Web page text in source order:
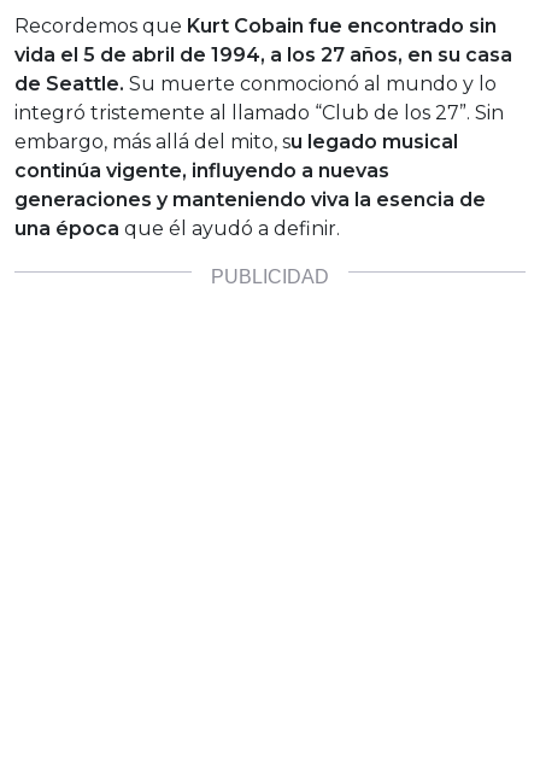
Recordemos que Kurt Cobain fue encontrado sin
vida el 5 de abril de 1994, a los 27 años, en su casa
de Seattle. Su muerte conmocionó al mundo y lo
integró tristemente al llamado “Club de los 27”. Sin
embargo, más allá del mito, su legado musical
continúa vigente, influyendo a nuevas
generaciones y manteniendo viva la esencia de
una época que él ayudó a definir.